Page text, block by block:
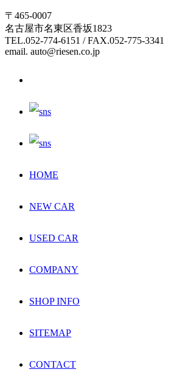
〒465-0007
名古屋市名東区香坂1823
TEL.052-774-6151 / FAX.052-775-3341
email. auto@riesen.co.jp
HOME
NEW CAR
USED CAR
COMPANY
SHOP INFO
SITEMAP
CONTACT